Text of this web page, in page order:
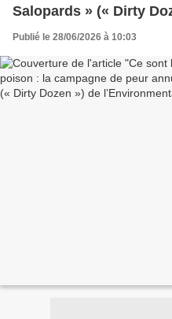
Salopards » (« Dirty
Working Group
Publié le 28/06/2026 à 10:03